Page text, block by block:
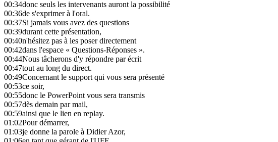
00:34donc seuls les intervenants auront la possibilité
00:36de s'exprimer à l'oral.
00:37Si jamais vous avez des questions
00:39durant cette présentation,
00:40n'hésitez pas à les poser directement
00:42dans l'espace « Questions-Réponses ».
00:44Nous tâcherons d'y répondre par écrit
00:47tout au long du direct.
00:49Concernant le support qui vous sera présenté
00:53ce soir,
00:55donc le PowerPoint vous sera transmis
00:57dès demain par mail,
00:59ainsi que le lien en replay.
01:02Pour démarrer,
01:03je donne la parole à Didier Azor,